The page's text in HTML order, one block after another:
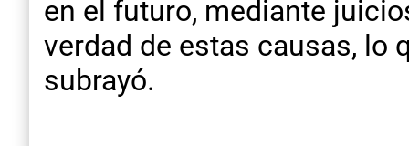
en el futuro, mediante
verdad de estas causas, lo
subrayó.